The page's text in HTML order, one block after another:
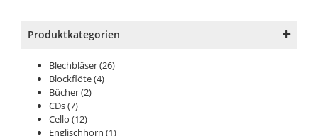
Produktkategorien
Blechbläser(26)
Blockflöte(4)
Bücher(2)
CDs(7)
Cello (12)
Englischhorn (1)